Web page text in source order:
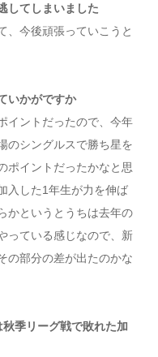
してしまいました
、今後頑張っていこうと
いかがですか
イントだったので、今年
のシングルスで勝ち星を
ポイントだったかなと思
入した1年生が力を伸ば
かというとうちは去年の
っている感じなので、新
の部分の差が出たのかな
季リーグ戦で敗れた加